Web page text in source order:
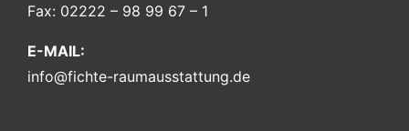
Fax: 02222 – 98 99 67 – 1
E-MAIL:
info@fichte-raumausstattung.de